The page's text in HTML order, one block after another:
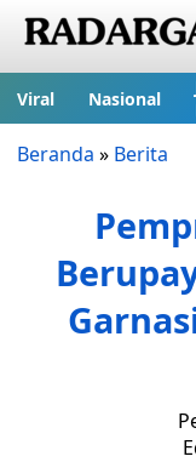
Viral Nasional
Beranda » Berita